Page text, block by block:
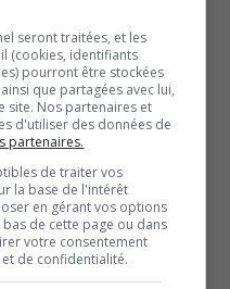
seront traitées, et les
(cookies, identifiants
pourront être stockées
que partagées avec lui,
site. Nos partenaires et
d'utiliser des données de
partenaires.
de traiter vos
la base de l'intérêt
en gérant vos options
bas de cette page ou dans
votre consentement
de confidentialité.